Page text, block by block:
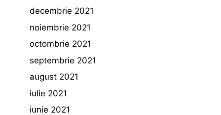
decembrie 2021
noiembrie 2021
octombrie 2021
septembrie 2021
august 2021
iulie 2021
iunie 2021